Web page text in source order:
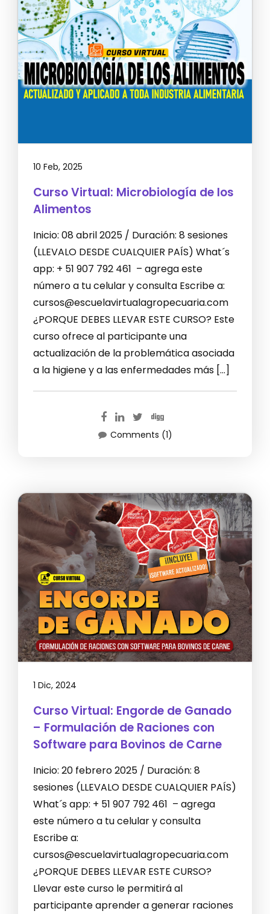
10 Feb, 2025
Curso Virtual: Microbiología de los
Alimentos
Inicio: 08 abril 2025 / Duración: 8 sesiones
(LLEVALO DESDE CUALQUIER PAÍS) What´s
app: + 51 907 792 461 – agrega este
número a tu celular y consulta Escribe a:
cursos@escuelavirtualagropecuaria.com
¿PORQUE DEBES LLEVAR ESTE CURSO? Este
curso ofrece al participante una
actualización de la problemática asociada
a la higiene y a las enfermedades más […]
Comments (1)
1 Dic, 2024
Curso Virtual: Engorde de Ganado
– Formulación de Raciones con
Software para Bovinos de Carne
Inicio: 20 febrero 2025 / Duración: 8
sesiones (LLEVALO DESDE CUALQUIER PAÍS)
What´s app: + 51 907 792 461 – agrega
este número a tu celular y consulta
Escribe a:
cursos@escuelavirtualagropecuaria.com
¿PORQUE DEBES LLEVAR ESTE CURSO?
Llevar este curso le permitirá al
participante aprender a generar raciones